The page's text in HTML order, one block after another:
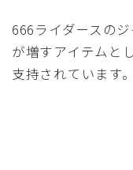
666ライダースの
が増すアイテムと
支持されています。